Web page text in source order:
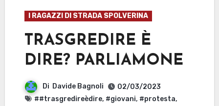
I RAGAZZI DI STRADA SPOLVERINA
TRASGREDIRE È
DIRE? PARLIAMONE
Di Davide Bagnoli
02/03/2023
##trasgredireèdire, #giovani, #protesta,